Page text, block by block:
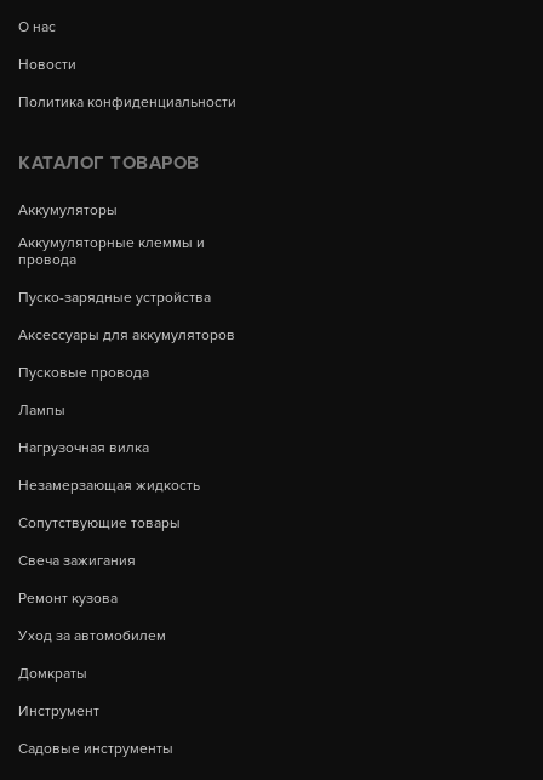
О нас
Новости
Политика конфиденциальности
КАТАЛОГ ТОВАРОВ
Аккумуляторы
Аккумуляторные клеммы и
провода
Пуско-зарядные устройства
Аксессуары для аккумуляторов
Пусковые провода
Лампы
Нагрузочная вилка
Незамерзающая жидкость
Сопутствующие товары
Свеча зажигания
Ремонт кузова
Уход за автомобилем
Домкраты
Инструмент
Садовые инструменты